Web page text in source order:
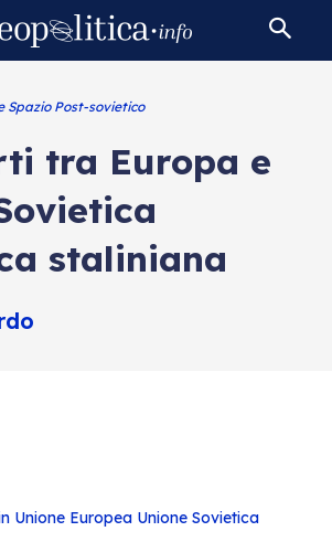
Spazio Post-sovietico
tra Europa e
staliniana
Unione Europea Unione Sovietica